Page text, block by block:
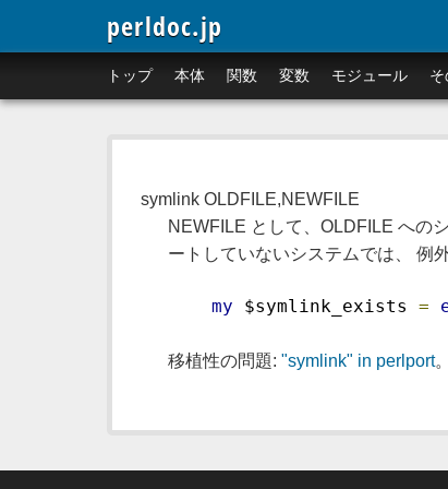
perldoc.jp
トップ 本体 関数 変数 モジュール
symlink OLDFILE,NEWFILE
NEWFILE として、OLDFILE への
ートしていないシステムでは、 例
my $symlink_exists =
移植性の問題:"symlink" in perlport。